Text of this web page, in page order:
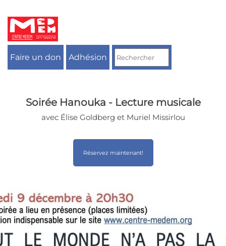
contenu
Faire un don Adhésion
Soirée Hanouka - Lecture musicale
avec Élise Goldberg et Muriel Missirlou
Réservez maintenant!